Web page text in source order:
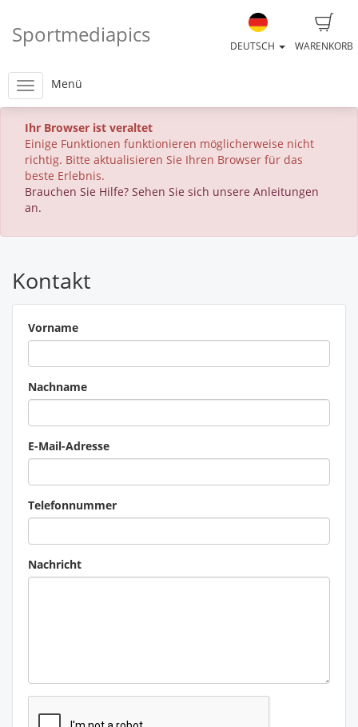
Sportmediapics WARENKORB
DEUTSCH
Menü
Ihr Browser ist veraltet
Einige Funktionen funktionieren möglicherweise nicht
richtig. Bitte aktualisieren Sie Ihren Browser für das
beste Erlebnis.
Brauchen Sie Hilfe? Sehen Sie sich unsere Anleitungen
an.
Kontakt
Vorname
Nachname
E-Mail-Adresse
Telefonnummer
Nachricht